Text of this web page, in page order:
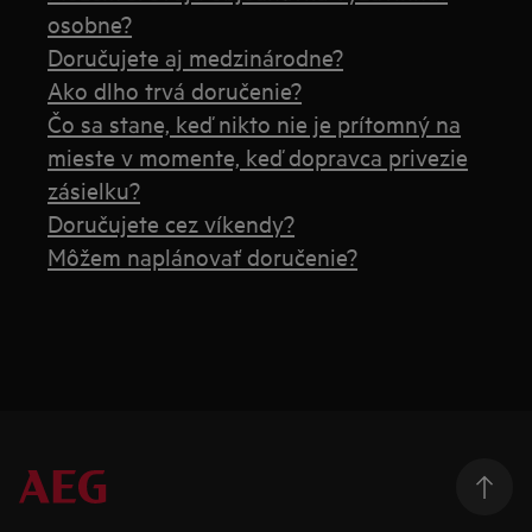
osobne?
Doručujete aj medzinárodne?
Ako dlho trvá doručenie?
Čo sa stane, keď nikto nie je prítomný na
mieste v momente, keď dopravca privezie
zásielku?
Doručujete cez víkendy?
Môžem naplánovať doručenie?